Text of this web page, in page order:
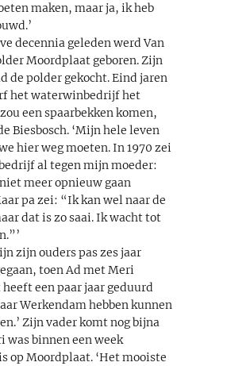
maken, maar ja, ik heb
decennia geleden werd Van
Moordplaat geboren. Zijn
de polder gekocht. Eind jaren
het waterwinbedrijf het
een spaarbekken komen,
Biesbosch. ‘Mijn hele leven
hier weg moeten. In 1970 zei
al tegen mijn moeder:
meer opnieuw gaan
pa zei: “Ik kan wel naar de
dat is zo saai. Ik wacht tot
zijn ouders pas zes jaar
toen Ad met Meri
een paar jaar geduurd
Werkendam hebben kunnen
Zijn vader komt nog bijna
was binnen een week
op Moordplaat. ‘Het mooiste